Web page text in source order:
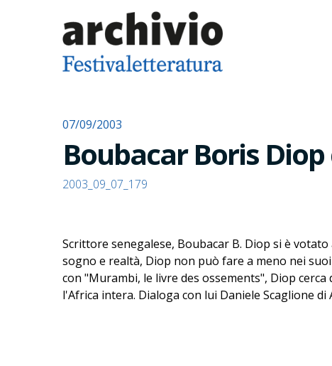
07/09/2003
Boubacar Boris
2003_09_07_179
Scrittore senegalese, Boubacar B. Diop si è
sogno e realtà, Diop non può fare a meno nei
con "Murambi, le livre des ossements", Diop
l'Africa intera. Dialoga con lui Daniele Scaglione